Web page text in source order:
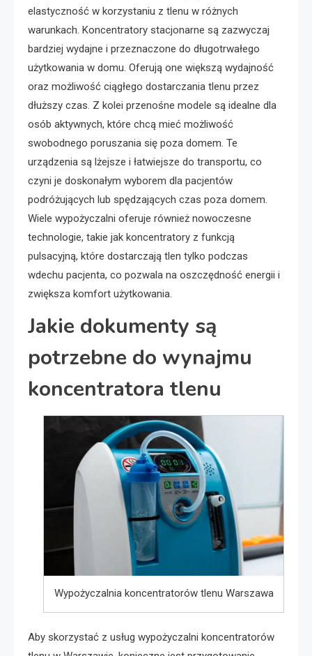
elastyczność w korzystaniu z tlenu w różnych
warunkach. Koncentratory stacjonarne są zazwyczaj
bardziej wydajne i przeznaczone do długotrwałego
użytkowania w domu. Oferują one większą wydajność
oraz możliwość ciągłego dostarczania tlenu przez
dłuższy czas. Z kolei przenośne modele są idealne dla
osób aktywnych, które chcą mieć możliwość
swobodnego poruszania się poza domem. Te
urządzenia są lżejsze i łatwiejsze do transportu, co
czyni je doskonałym wyborem dla pacjentów
podróżujących lub spędzających czas poza domem.
Wiele wypożyczalni oferuje również nowoczesne
technologie, takie jak koncentratory z funkcją
pulsacyjną, które dostarczają tlen tylko podczas
wdechu pacjenta, co pozwala na oszczędność energii i
zwiększa komfort użytkowania.
Jakie dokumenty są
potrzebne do wynajmu
koncentratora tlenu
Wypożyczalnia koncentratorów tlenu Warszawa
Aby skorzystać z usług wypożyczalni koncentratorów